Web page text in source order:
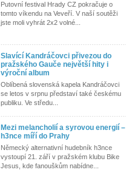
Putovní festival Hrady CZ pokračuje o
tomto víkendu na Veveří. V naší soutěži
jste moli vyhrát 2x2 volné...
Slavící Kandráčovci přivezou do
pražského Gauče největší hity i
výroční album
Oblíbená slovenská kapela Kandráčovci
se letos v srpnu představí také českému
publiku. Ve středu...
Mezi melancholií a syrovou energií –
h3nce míří do Prahy
Německý alternativní hudebník h3nce
vystoupí 21. září v pražském klubu Bike
Jesus, kde fanouškům nabídne...